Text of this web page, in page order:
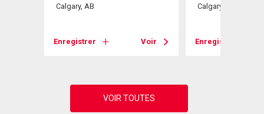
Calgary, AB
Enregistrer Voir
Calgary, AB
Enregistrer